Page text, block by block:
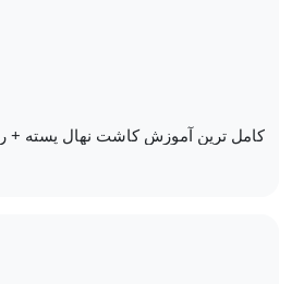
کامل ترین آموزش کاشت نهال پسته